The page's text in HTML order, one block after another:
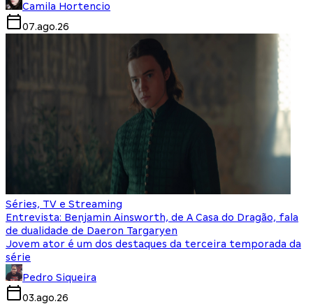
Camila Hortencio
07.ago.26
Séries, TV e Streaming
Entrevista: Benjamin Ainsworth, de A Casa do Dragão, fala
de dualidade de Daeron Targaryen
Jovem ator é um dos destaques da terceira temporada da
série
Pedro Siqueira
03.ago.26